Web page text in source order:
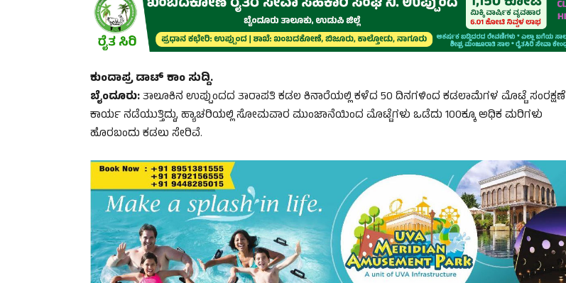
ಕುಂದಾಪ್ರ ಡಾಟ್‌ ಕಾಂ ಸುದ್ದಿ.
ಬೈಂದೂರು:ತಾಲೂಕಿನ ಉಪ್ಪುಂದದ ತಾರಾಪತಿ ಕಡಲ ಕಿನಾರೆಯಲ್ಲಿ ಕಳೆದ 50 ದಿನಗಳಿಂದ ಕಡಲಾಮೆಗಳ ಮೊಟ್ಟೆ ಸಂರಕ್ಷಣೆ
ಕಾರ್ಯ ನಡೆಯುತ್ತಿದ್ದು, ಹ್ಯಾಚರಿಯಲ್ಲಿ ಸೋಮವಾರ ಮುಂಜಾನೆಯಿಂದ ಮೊಟ್ಟೆಗಳು ಒಡೆದು 100ಕ್ಕೂ ಅಧಿಕ ಮರಿಗಳು
ಹೊರಬಂದು ಕಡಲು ಸೇರಿವೆ.